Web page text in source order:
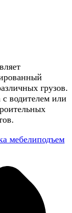
грузов.
водителем или
мебелиподъем